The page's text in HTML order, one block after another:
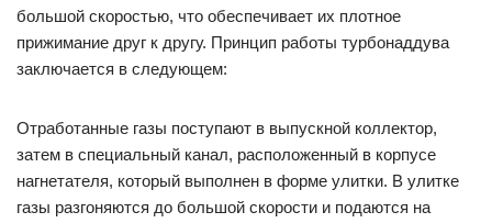
большой скоростью, что обеспечивает их плотное
прижимание друг к другу. Принцип работы турбонаддува
заключается в следующем:
Отработанные газы поступают в выпускной коллектор,
затем в специальный канал, расположенный в корпусе
нагнетателя, который выполнен в форме улитки. В улитке
газы разгоняются до большой скорости и подаются на